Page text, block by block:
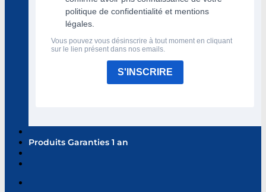
politique de confidentialité et mentions
légales.
Vous pouvez vous désinscrire à tout moment en cliquant
sur le lien présent dans nos emails.
S'INSCRIRE
Produits Garanties 1 an